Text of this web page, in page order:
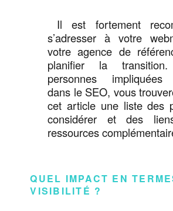
Il est fortement
s’adresser à votre
votre agence de
planifier la
personnes impliquées
dans le SEO, vous
cet article une liste des
considérer et des
ressources
QUEL IMPACT EN
VISIBILITÉ ?